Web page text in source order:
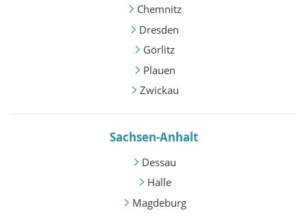
Chemnitz
Dresden
Görlitz
Plauen
Zwickau
Sachsen-Anhalt
Dessau
Halle
Magdeburg